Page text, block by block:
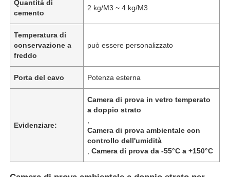
Quantità di
cemento
2 kg/M3 ~ 4 kg/M3
Temperatura di
conservazione a
freddo
può essere personalizzato
Porta del cavo Potenza esterna
Evidenziare:
Camera di prova in vetro temperato
a doppio strato
Camera di prova ambientale con
controllo dell'umidità
,Camera di prova da -55°C a +150°C